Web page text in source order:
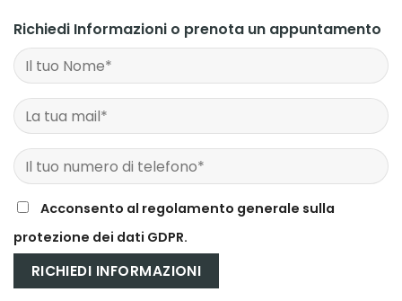
Richiedi Informazioni o prenota un appuntamento
Acconsento al regolamento generale sulla
protezione dei dati GDPR.